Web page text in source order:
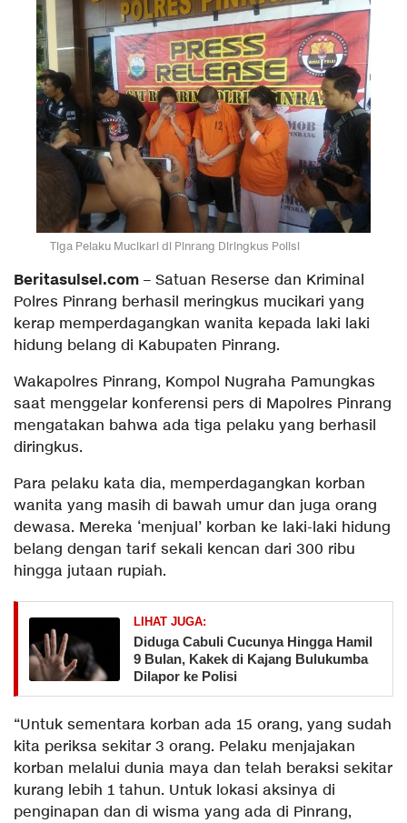
Tiga Pelaku Mucikari di Pinrang Diringkus Polisi
Beritasulsel.com – Satuan Reserse dan Kriminal
Polres Pinrang berhasil meringkus mucikari yang
kerap memperdagangkan wanita kepada laki laki
hidung belang di Kabupaten Pinrang.
Wakapolres Pinrang, Kompol Nugraha Pamungkas
saat menggelar konferensi pers di Mapolres Pinrang
mengatakan bahwa ada tiga pelaku yang berhasil
diringkus.
Para pelaku kata dia, memperdagangkan korban
wanita yang masih di bawah umur dan juga orang
dewasa. Mereka ‘menjual’ korban ke laki-laki hidung
belang dengan tarif sekali kencan dari 300 ribu
hingga jutaan rupiah.
LIHAT JUGA:
Diduga Cabuli Cucunya Hingga Hamil
9 Bulan, Kakek di Kajang Bulukumba
Dilapor ke Polisi
“Untuk sementara korban ada 15 orang, yang sudah
kita periksa sekitar 3 orang. Pelaku menjajakan
korban melalui dunia maya dan telah beraksi sekitar
kurang lebih 1 tahun. Untuk lokasi aksinya di
penginapan dan di wisma yang ada di Pinrang,